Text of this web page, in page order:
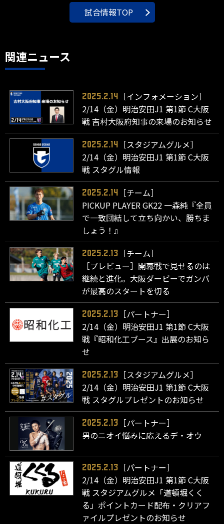
試合情報TOP
関連ニュース
2025.2.14
［インフォメーション］
2/14（金）明治安田J1 第1節 C大阪
戦 吉村大阪府知事の来場のお知らせ
2025.2.14
［スタジアムグルメ］
2/14（金）明治安田J1 第1節 C大阪
戦 スタグル情報
2025.2.14
［チーム］
PICKUP PLAYER GK22 一森純『全員
で一致団結して立ち向かい、勝ちま
しょう！』
2025.2.13
［チーム］
［プレビュー］開幕戦で見せるのは
継続と進化。大阪ダービーでガンバ
が最高のスタートを切る
2025.2.13
［パートナー］
2/14（金）明治安田J1 第1節 C大阪
戦『昭和化工ブース』出展のお知ら
せ
2025.2.13
［スタジアムグルメ］
2/14（金）明治安田J1 第1節 C大阪
戦 スタグルプレゼントのお知らせ
2025.2.13
［パートナー］
男のニオイ悩みに応えるデ・オウ
2025.2.13
［パートナー］
2/14（金）明治安田J1 第1節 C大阪
戦 スタジアムグルメ「道頓堀くく
る」ポイントカード配布・クリアフ
ァイルプレゼントのお知らせ